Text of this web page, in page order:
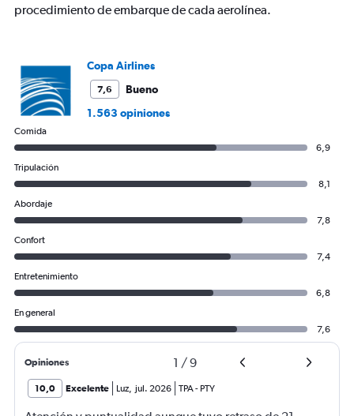
Range:
procedimiento de embarque de cada aerolínea.
Copa Airlines
7,6
Bueno
1.563 opiniones
Comida
6,9
Tripulación
8,1
Abordaje
7,8
Confort
7,4
Entretenimiento
6,8
En general
7,6
Opiniones 1 /9
10,0 Excelente Luz, jul. 2026 TPA- PTY